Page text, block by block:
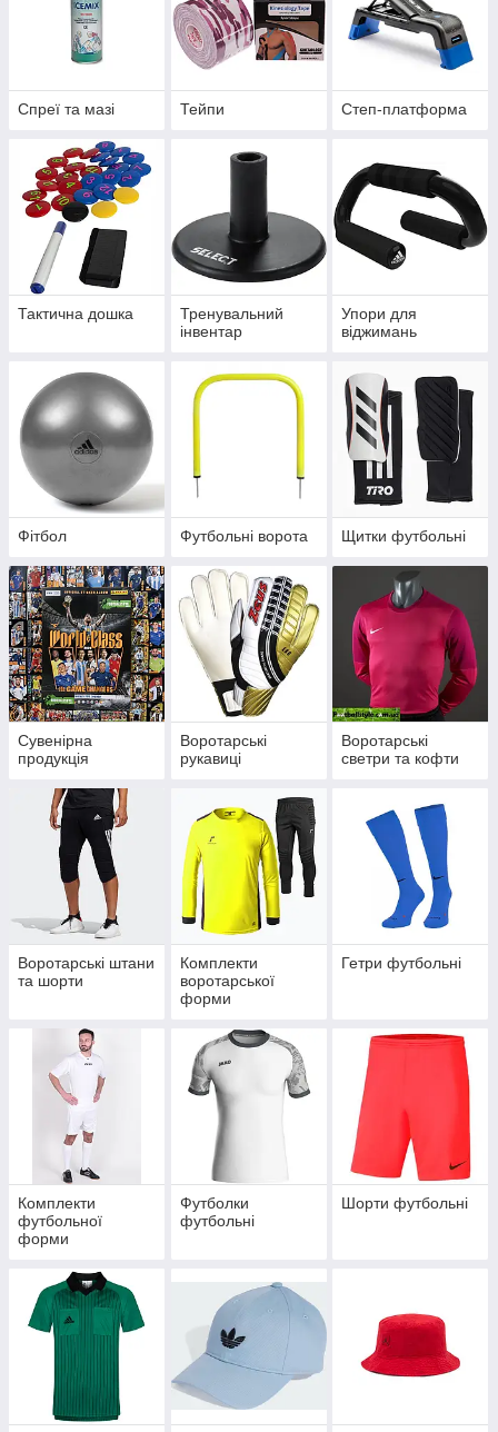
Спреї та мазі Тейпи Степ-платформа
Тактична дошка
Тренувальний
інвентар
Упори для
віджимань
Фітбол Футбольні ворота Щитки футбольні
Сувенірна
продукція
Воротарські
рукавиці
Воротарські
светри та кофти
Воротарські штани
та шорти
Комплекти
воротарської
форми
Гетри футбольні
Комплекти
футбольної
форми
Футболки
футбольні
Шорти футбольні